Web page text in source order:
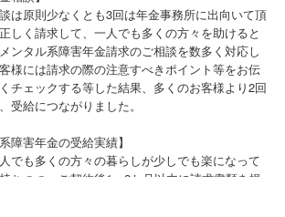
求のご依頼のお客様からも病院への同行等サポ
対応により受給につながり、感謝のお言葉を頂
後の生活のフォローまで活動的に行っている。
は原則少なくとも3回は年金事務所に出向いて頂
しく請求して、一人でも多くの方々を助けると
ンタル系障害年金請求のご相談を数多く対応し
様には請求の際の注意すべきポイント等をお伝
チェックする等した結果、多くのお客様より2回
受給につながりました。
障害年金の受給実績】
でも多くの方々の暮らしが少しでも楽になって
ちつつ、ご契約後1～2か月以内に請求書類を提
か月かかりますが、2か月程で支給決定のものも